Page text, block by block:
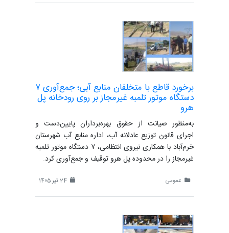
برخورد قاطع با متخلفان منابع آبی؛ جمع‌آوری ۷
دستگاه موتور تلمبه غیرمجاز بر روی رودخانه پل
هرو
به‌منظور صیانت از حقوق بهره‌برداران پایین‌دست و
اجرای قانون توزیع عادلانه آب، اداره منابع آب شهرستان
خرم‌آباد با همکاری نیروی انتظامی، ۷ دستگاه موتور تلمبه
غیرمجاز را در محدوده پل هرو توقیف و جمع‌آوری کرد.
عمومی